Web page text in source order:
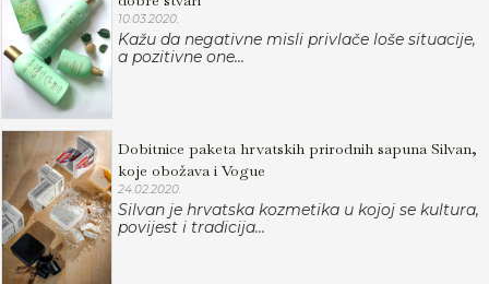
10.03.2020.
Kažu da negativne misli privlače loše situacije,
a pozitivne one...
Dobitnice paketa hrvatskih prirodnih sapuna Silvan,
koje obožava i Vogue
24.02.2020.
Silvan je hrvatska kozmetika u kojoj se kultura,
povijest i tradicija...